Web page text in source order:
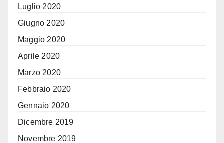
Luglio 2020
Giugno 2020
Maggio 2020
Aprile 2020
Marzo 2020
Febbraio 2020
Gennaio 2020
Dicembre 2019
Novembre 2019